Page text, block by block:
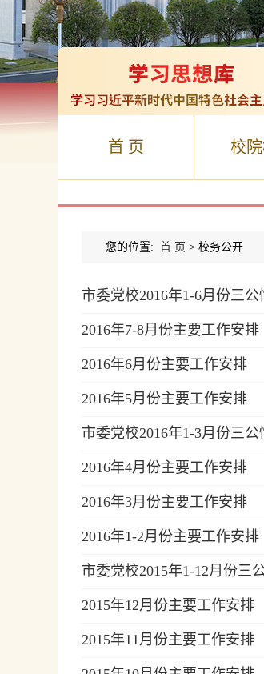
首 页 校
您的位置: 首 页 > 校务公开
市委党校2016年1-6月份三公
2016年7-8月份主要工作安排
2016年6月份主要工作安排
2016年5月份主要工作安排
市委党校2016年1-3月份三公
2016年4月份主要工作安排
2016年3月份主要工作安排
2016年1-2月份主要工作安排
市委党校2015年1-12月份三
2015年12月份主要工作安排
2015年11月份主要工作安排